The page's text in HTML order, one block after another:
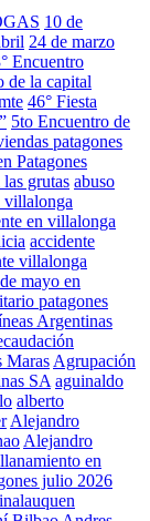
10 de
24 de marzo
Encuentro
de la capital
46° Fiesta
5to Encuentro de
patagones
Patagones
grutas abuso
villalonga
en villalonga
accidente
villalonga
mayo en
patagones
Argentinas
Maras Agrupación
SA aguinaldo
alberto
Alejandro
Alejandro
en
julio 2026